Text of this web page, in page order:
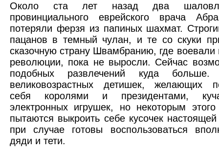
Около ста лет назад два
провинциального еврейского врача
потеряли ферзя из папиных шахмат.
пацанов в темный чулан, и те со скуки
сказочную страну Швамбранию, где воевали
революции, пока не выросли. Сейчас
подобных развлечений куда
великовозрастных детишек, желающих
себя королями и президентами,
электронных игрушек, но некоторым
пытаются выкроить себе кусочек
при случае готовы воспользоваться
дяди и тети.